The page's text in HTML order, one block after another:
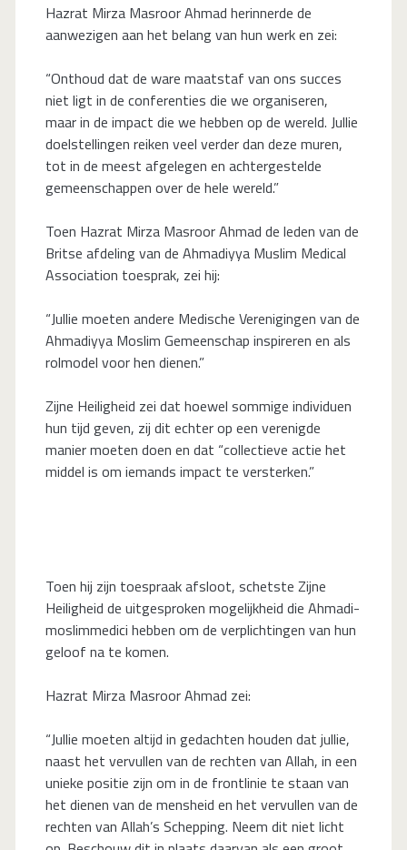
Hazrat Mirza Masroor Ahmad herinnerde de
aanwezigen aan het belang van hun werk en zei:
“Onthoud dat de ware maatstaf van ons succes
niet ligt in de conferenties die we organiseren,
maar in de impact die we hebben op de wereld. Jullie
doelstellingen reiken veel verder dan deze muren,
tot in de meest afgelegen en achtergestelde
gemeenschappen over de hele wereld.”
Toen Hazrat Mirza Masroor Ahmad de leden van de
Britse afdeling van de Ahmadiyya Muslim Medical
Association toesprak, zei hij:
“Jullie moeten andere Medische Verenigingen van de
Ahmadiyya Moslim Gemeenschap inspireren en als
rolmodel voor hen dienen.”
Zijne Heiligheid zei dat hoewel sommige individuen
hun tijd geven, zij dit echter op een verenigde
manier moeten doen en dat “collectieve actie het
middel is om iemands impact te versterken.”
Toen hij zijn toespraak afsloot, schetste Zijne
Heiligheid de uitgesproken mogelijkheid die Ahmadi-
moslimmedici hebben om de verplichtingen van hun
geloof na te komen.
Hazrat Mirza Masroor Ahmad zei:
“Jullie moeten altijd in gedachten houden dat jullie,
naast het vervullen van de rechten van Allah, in een
unieke positie zijn om in de frontlinie te staan van
het dienen van de mensheid en het vervullen van de
rechten van Allah’s Schepping. Neem dit niet licht